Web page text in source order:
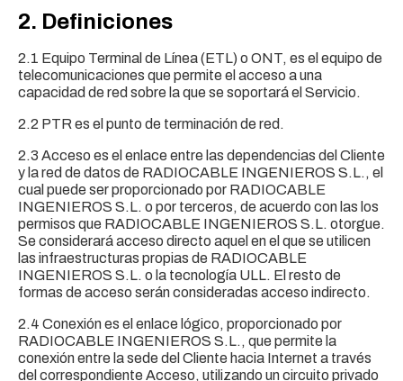
2. Definiciones
2.1 Equipo Terminal de Línea (ETL) o ONT, es el equipo de
telecomunicaciones que permite el acceso a una
capacidad de red sobre la que se soportará el Servicio.
2.2 PTR es el punto de terminación de red.
2.3 Acceso es el enlace entre las dependencias del Cliente
y la red de datos de RADIOCABLE INGENIEROS S.L., el
cual puede ser proporcionado por RADIOCABLE
INGENIEROS S.L. o por terceros, de acuerdo con las los
permisos que RADIOCABLE INGENIEROS S.L. otorgue.
Se considerará acceso directo aquel en el que se utilicen
las infraestructuras propias de RADIOCABLE
INGENIEROS S.L. o la tecnología ULL. El resto de
formas de acceso serán consideradas acceso indirecto.
2.4 Conexión es el enlace lógico, proporcionado por
RADIOCABLE INGENIEROS S.L., que permite la
conexión entre la sede del Cliente hacia Internet a través
del correspondiente Acceso, utilizando un circuito privado